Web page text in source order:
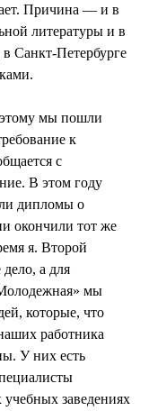
Причина — и в
литературы и в
Санкт-Петербурге
мы пошли
к
с
В этом году
дипломы о
окончили тот же
я. Второй
а для
мы
которые, что
работника
У них есть
заведениях